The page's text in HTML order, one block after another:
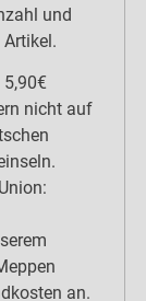
und
nicht auf
an.